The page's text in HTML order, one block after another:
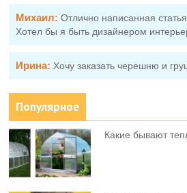
Михаил: Отлично написанная
Хотел бы я быть дизайнером
Ирина: Хочу заказать черешню и
Популярное
Какие бывают